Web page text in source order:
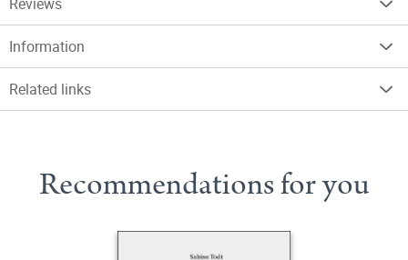
Information
Related links
Recommendations for you